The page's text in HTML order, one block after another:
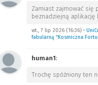
Zamiast zajmować się
beznadziejną
wt., 7 lip 2026 (16:36) •
fabularną “Kosmiczna
human1:
Trochę spóźniony ten